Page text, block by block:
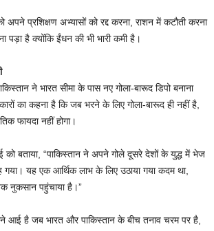
प्रशिक्षण अभ्यासों को रद्द करना, राशन में कटौती करना
पड़ा है क्योंकि ईंधन की भी भारी कमी है।
ने भारत सीमा के पास नए गोला-बारूद डिपो बनाना
का कहना है कि जब भरने के लिए गोला-बारूद ही नहीं है,
फायदा नहीं होगा।
को बताया, “पाकिस्तान ने अपने गोले दूसरे देशों के युद्ध में भेज
यह एक आर्थिक लाभ के लिए उठाया गया कदम था,
नुकसान पहुंचाया है।”
आई है जब भारत और पाकिस्तान के बीच तनाव चरम पर है,